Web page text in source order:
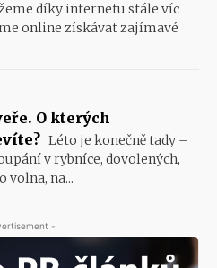
díky internetu stále víc
online získávat zajímavé
O kterých
Léto je konečně tady –
v rybníce, dovolených,
volna, na...
-